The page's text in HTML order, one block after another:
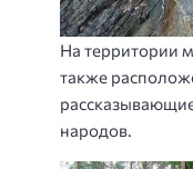
На территории
также
народов.